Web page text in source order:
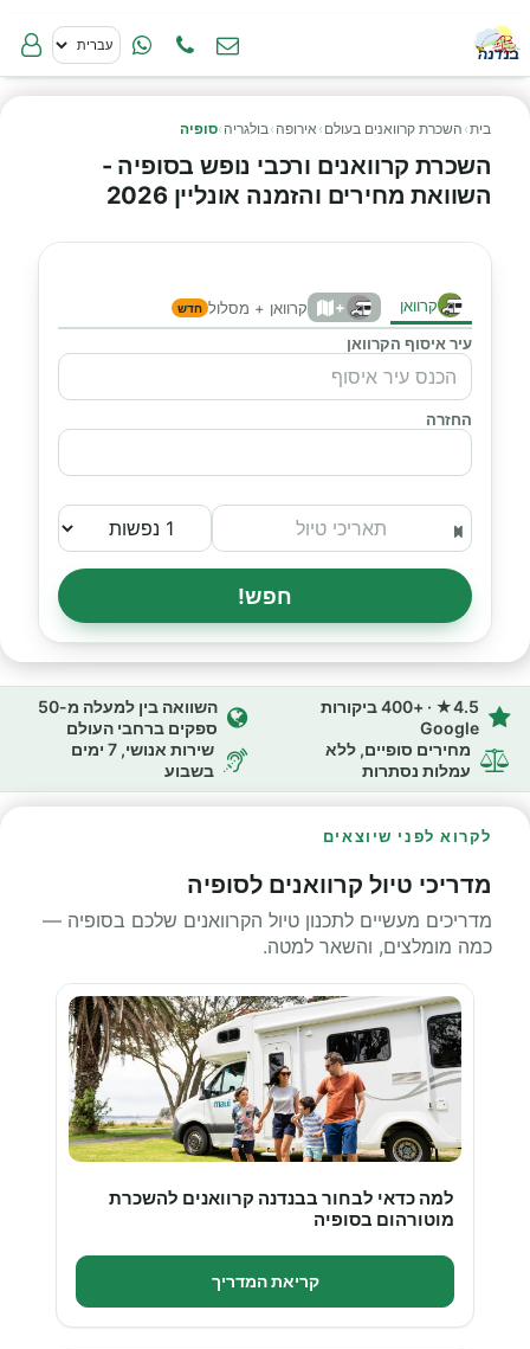
בית› השכרת קרוואנים בעולם › אירופה ›בולגריה ›סופיה
השכרת קרוואנים ורכבי נופש בסופיה -
השוואת מחירים והזמנה אונליין 2026
קרוואן + קרוואן + מסלול חדש
עיר איסוף הקרוואן
החזרה
חפש!
4.5★ · +400 ביקורות
Google
השוואה בין למעלה מ-50
ספקים ברחבי העולם
מחירים סופיים, ללא
עמלות נסתרות
שירות אנושי, 7 ימים
בשבוע
לקרוא לפני שיוצאים
מדריכי טיול קרוואנים לסופיה
מדריכים מעשיים לתכנון טיול הקרוואנים שלכם בסופיה —
כמה מומלצים, והשאר למטה.
למה כדאי לבחור בבנדנה קרוואנים להשכרת
מוטורהום בסופיה
קריאת המדריך